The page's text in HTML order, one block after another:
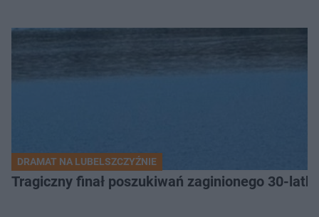
DRAMAT NA LUBELSZCZYŹNIE
Tragiczny finał poszukiwań zaginionego 30-